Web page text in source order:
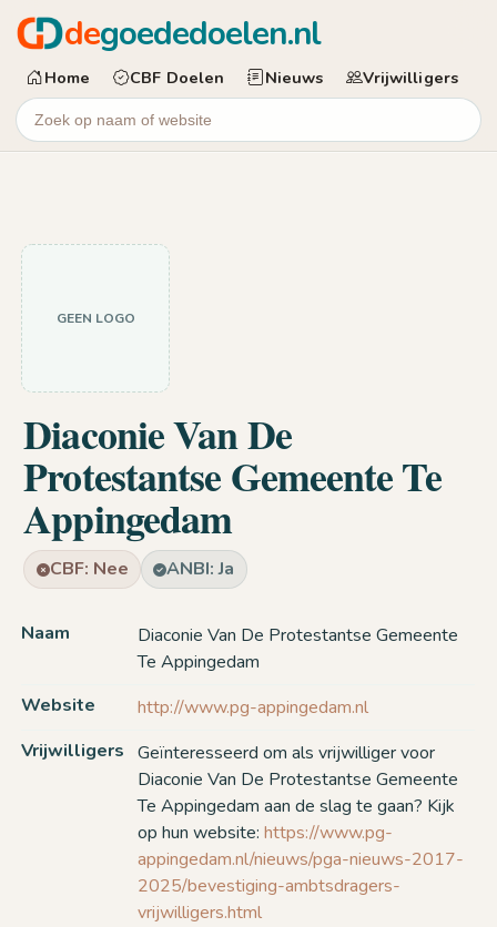
degoededoelen.nl
Home CBF Doelen Nieuws Vrijwilligers
GEEN LOGO
Diaconie Van De
Protestantse Gemeente Te
Appingedam
CBF: Nee ANBI: Ja
Naam
Diaconie Van De Protestantse Gemeente
Te Appingedam
Website
http://www.pg-appingedam.nl
Vrijwilligers
Geïnteresseerd om als vrijwilliger voor
Diaconie Van De Protestantse Gemeente
Te Appingedam aan de slag te gaan? Kijk
op hun website:https://www.pg-
appingedam.nl/nieuws/pga-nieuws-2017-
2025/bevestiging-ambtsdragers-
vrijwilligers.html